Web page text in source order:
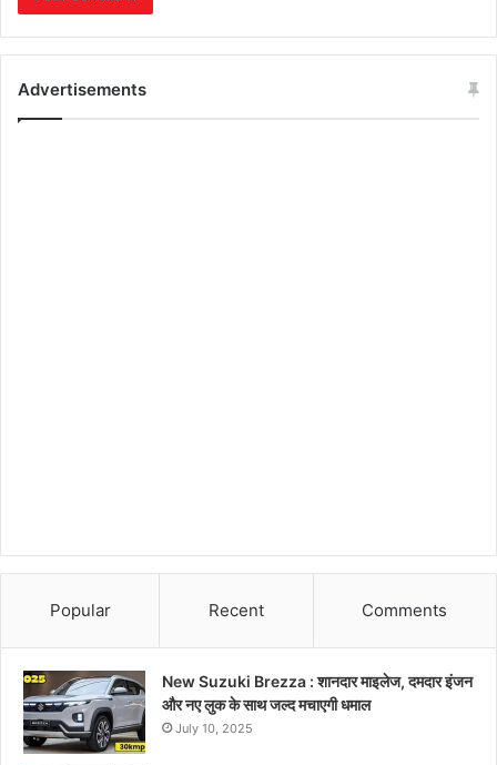
Advertisements
Popular Recent Comments
New Suzuki Brezza : शानदार माइलेज, दमदार इंजन
और नए लुक के साथ जल्द मचाएगी धमाल
July 10, 2025